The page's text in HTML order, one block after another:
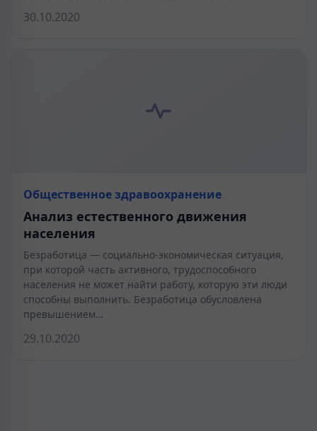
30.10.2020
Общественное здравоохранение
Анализ естественного движения
населения
Безработица — социально-экономическая ситуация,
при которой часть активного, трудоспособного
населения не может найти работу, которую эти люди
способны выполнить. Безработица обусловлена
превышением…
29.10.2020